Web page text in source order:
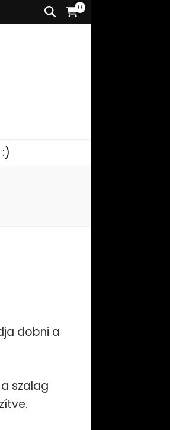
0
dobni a
szalag